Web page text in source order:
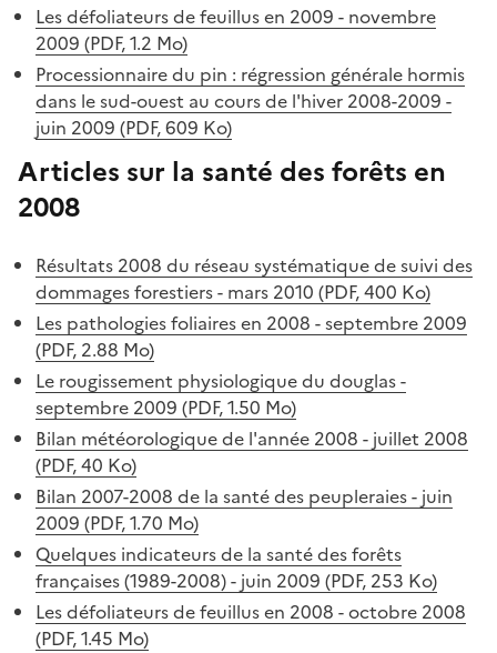
Les défoliateurs de feuillus en 2009 - novembre
2009 (PDF, 1.2 Mo)
Processionnaire du pin : régression générale hormis
dans le sud-ouest au cours de l'hiver 2008-2009 -
juin 2009 (PDF, 609 Ko)
Articles sur la santé des forêts en
2008
Résultats 2008 du réseau systématique de suivi des
dommages forestiers - mars 2010 (PDF, 400 Ko)
Les pathologies foliaires en 2008 - septembre 2009
(PDF, 2.88 Mo)
Le rougissement physiologique du douglas -
septembre 2009 (PDF, 1.50 Mo)
Bilan météorologique de l'année 2008 - juillet 2008
(PDF, 40 Ko)
Bilan 2007-2008 de la santé des peupleraies - juin
2009 (PDF, 1.70 Mo)
Quelques indicateurs de la santé des forêts
françaises (1989-2008) - juin 2009 (PDF, 253 Ko)
Les défoliateurs de feuillus en 2008 - octobre 2008
(PDF, 1.45 Mo)